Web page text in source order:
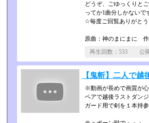
どうぞ、ごゆっくりとご
ってか1曲分しかない
☆毎度ご回覧ありがと
原曲：神のまにまに
再生回数：533
【鬼斬】二人で
※動画が長めで画質が
ペアで越後ラストダン
ガード用で剣を１本持